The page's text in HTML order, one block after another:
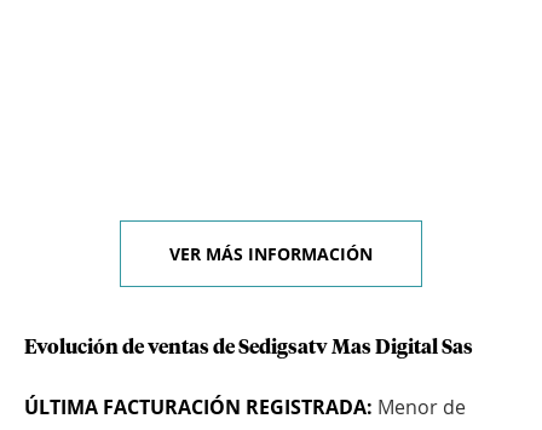
VER MÁS INFORMACIÓN
Evolución de ventas de Sedigsatv Mas Digital Sas
ÚLTIMA FACTURACIÓN REGISTRADA: Menor de